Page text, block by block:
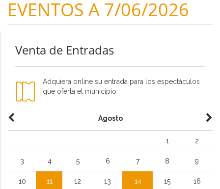
EVENTOS A 7/06/2026
Venta de Entradas
Adquiera online su entrada para los espectáculos
que oferta el municipio
Agosto
1 2
3 4 5 6 7 8 9
10 11 12 13 14 15 16